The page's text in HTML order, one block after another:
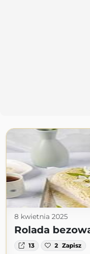
8 kwietnia 2025
Rolada
13 2 Zapisz